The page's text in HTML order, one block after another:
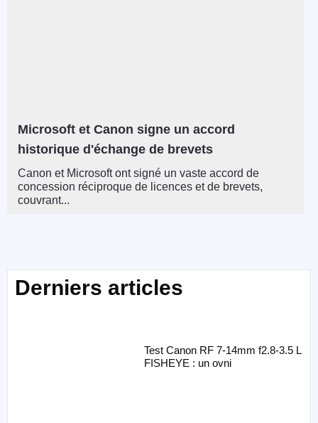
Microsoft et Canon signe un accord
historique d'échange de brevets
Canon et Microsoft ont signé un vaste accord de
concession réciproque de licences et de brevets,
couvrant...
Derniers articles
Test Canon RF 7-14mm f2.8-3.5 L
FISHEYE : un ovni